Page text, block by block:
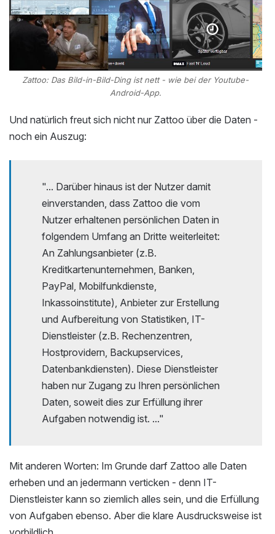
Zattoo: Das Bild-in-Bild-Ding ist nett - wie bei der Youtube-
Android-App.
Und natürlich freut sich nicht nur Zattoo über die Daten -
noch ein Auszug:
"... Darüber hinaus ist der Nutzer damit
einverstanden, dass Zattoo die vom
Nutzer erhaltenen persönlichen Daten in
folgendem Umfang an Dritte weiterleitet:
An Zahlungsanbieter (z.B.
Kreditkartenunternehmen, Banken,
PayPal, Mobilfunkdienste,
Inkassoinstitute), Anbieter zur Erstellung
und Aufbereitung von Statistiken, IT-
Dienstleister (z.B. Rechenzentren,
Hostprovidern, Backupservices,
Datenbankdiensten). Diese Dienstleister
haben nur Zugang zu Ihren persönlichen
Daten, soweit dies zur Erfüllung ihrer
Aufgaben notwendig ist. ..."
Mit anderen Worten: Im Grunde darf Zattoo alle Daten
erheben und an jedermann verticken - denn IT-
Dienstleister kann so ziemlich alles sein, und die Erfüllung
von Aufgaben ebenso. Aber die klare Ausdrucksweise ist